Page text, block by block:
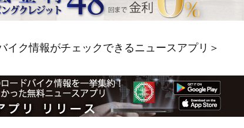
イク情報がチェックできるニュースアプリ＞